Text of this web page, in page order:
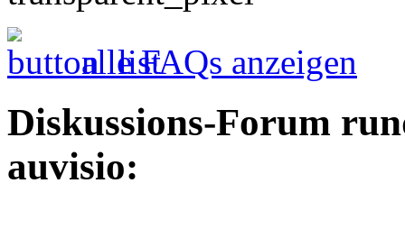
alle FAQs anzeigen
Diskussions-Forum
auvisio: